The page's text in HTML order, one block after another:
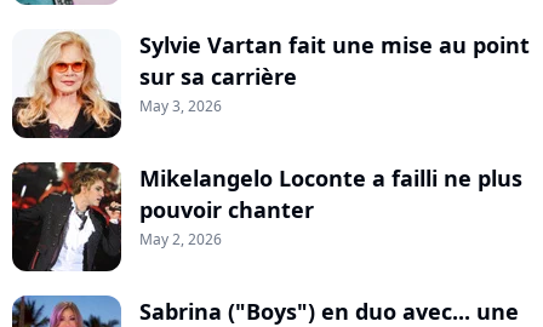
Sylvie Vartan fait une mise au point
sur sa carrière
May 3, 2026
Mikelangelo Loconte a failli ne plus
pouvoir chanter
May 2, 2026
Sabrina ("Boys") en duo avec... une